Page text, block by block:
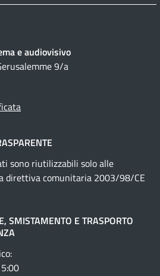
e audiovisivo
9/a
sono riutilizzabili solo alle
direttiva comunitaria 2003/98/CE
SMISTAMENTO E TRASPORTO